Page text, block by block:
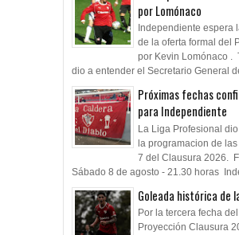
por Lomónaco
Independiente espera
de la oferta formal del
por Kevin Lomónaco .
dio a entender el Secretario General
Próximas fechas
para Independiente
La Liga Profesional
la programacion de
7 del Clausura 2026.
Sábado 8 de agosto - 21.30 horas
Goleada histórica de
Por la tercera fecha
Proyección Clausura